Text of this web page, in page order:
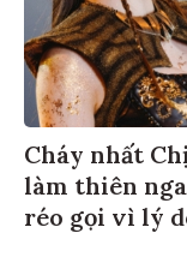
Cháy nhất
làm thiên
réo gọi vì lý